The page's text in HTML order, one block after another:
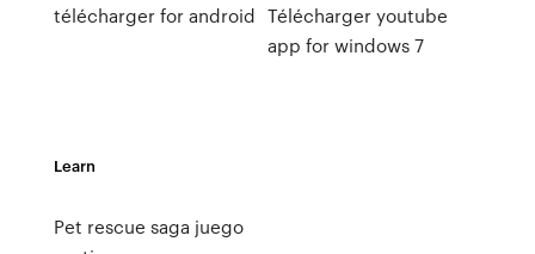
télécharger for android Télécharger youtube
app for windows 7
Learn
Pet rescue saga juego